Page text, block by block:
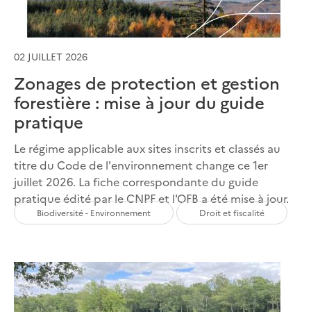
02 JUILLET 2026
Zonages de protection et gestion
forestière : mise à jour du guide
pratique
Le régime applicable aux sites inscrits et classés au
titre du Code de l'environnement change ce 1er
juillet 2026. La fiche correspondante du guide
pratique édité par le CNPF et l'OFB a été mise à jour.
Biodiversité - Environnement Droit et fiscalité